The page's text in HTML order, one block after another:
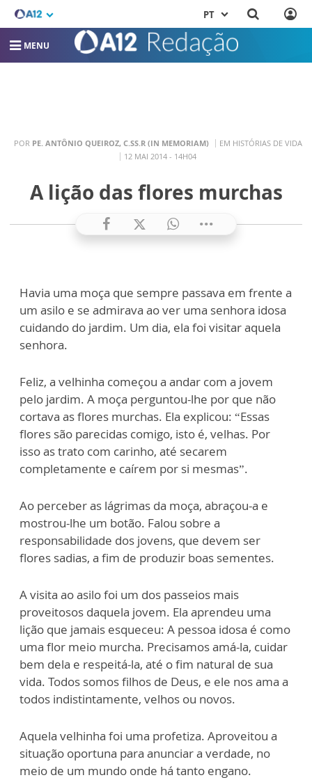
PT
MENU
POR PE. ANTÔNIO QUEIROZ, C.SS.R (IN MEMORIAM)
EM HISTÓRIAS DE VIDA
12 MAI 2014 - 14H04
A lição das flores murchas
Havia uma moça que sempre passava em frente a
um asilo e se admirava ao ver uma senhora idosa
cuidando do jardim. Um dia, ela foi visitar aquela
senhora.
Feliz, a velhinha começou a andar com a jovem
pelo jardim. A moça perguntou-lhe por que não
cortava as flores murchas. Ela explicou: “Essas
flores são parecidas comigo, isto é, velhas. Por
isso as trato com carinho, até secarem
completamente e caírem por si mesmas”.
Ao perceber as lágrimas da moça, abraçou-a e
mostrou-lhe um botão. Falou sobre a
responsabilidade dos jovens, que devem ser
flores sadias, a fim de produzir boas sementes.
A visita ao asilo foi um dos passeios mais
proveitosos daquela jovem. Ela aprendeu uma
lição que jamais esqueceu: A pessoa idosa é como
uma flor meio murcha. Precisamos amá-la, cuidar
bem dela e respeitá-la, até o fim natural de sua
vida. Todos somos filhos de Deus, e ele nos ama a
todos indistintamente, velhos ou novos.
Aquela velhinha foi uma profetiza. Aproveitou a
situação oportuna para anunciar a verdade, no
meio de um mundo onde há tanto engano.